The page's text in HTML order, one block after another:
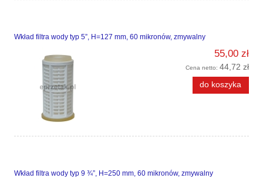
Wkład filtra wody typ 5”, H=127 mm, 60 mikronów, zmywalny
55,00 zł
Cena netto: 44,72 zł
do koszyka
Wkład filtra wody typ 9 ¾”, H=250 mm, 60 mikronów, zmywalny